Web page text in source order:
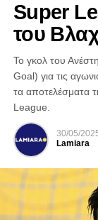
Super
του
Το γκολ του
Goal) για τις
τα αποτελέσματα
League.
30/05/
Lamiara